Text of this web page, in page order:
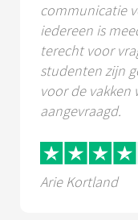
communicatie
iedereen is
terecht voor
studenten zijn
voor de vakken
aangevraagd.
Arie Kortland